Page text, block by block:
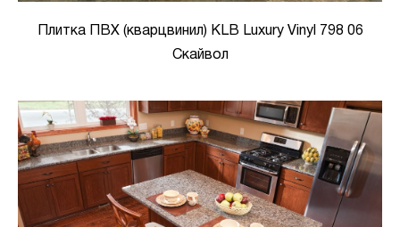
Плитка ПВХ (кварцвинил) KLB Luxury Vinyl 798 06
Скайвол